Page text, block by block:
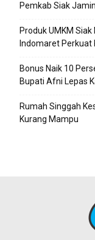
Pemkab Siak
Produk UMKM
Indomaret Perkuat
Bonus Naik 10
Bupati Afni Lepas
Rumah Singgah
Kurang Mampu